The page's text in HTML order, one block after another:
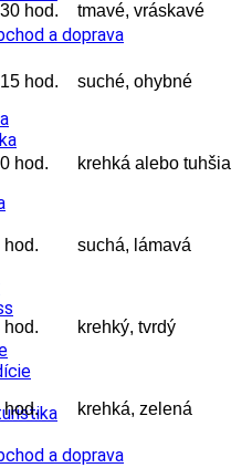
a doprava
a doprava
hod. tmavé, vráskavé
hod. suché, ohybné
hod. krehká alebo tuhšia
hod. suchá, lámavá
hod. krehký, tvrdý
hod. krehká, zelená